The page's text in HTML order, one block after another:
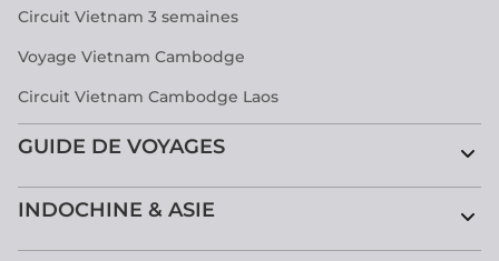
Circuit Vietnam 3 semaines
Voyage Vietnam Cambodge
Circuit Vietnam Cambodge Laos
GUIDE DE VOYAGES
INDOCHINE & ASIE